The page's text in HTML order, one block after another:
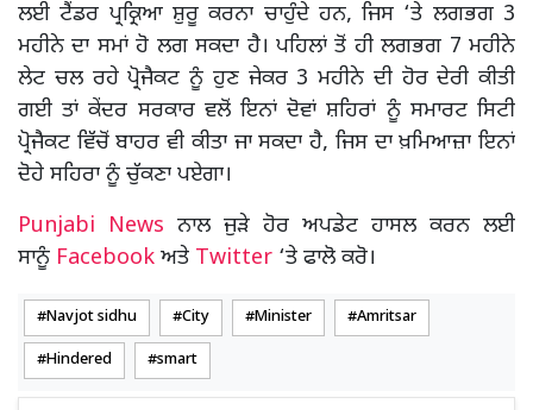
ਲਈ ਟੈਂਡਰ ਪ੍ਰਕ੍ਰਿਆ ਸ਼ੁਰੂ ਕਰਨਾ ਚਾਹੁੰਦੇ ਹਨ, ਜਿਸ ‘ਤੇ ਲਗਭਗ 3
ਮਹੀਨੇ ਦਾ ਸਮਾਂ ਹੋ ਲਗ ਸਕਦਾ ਹੈ। ਪਹਿਲਾਂ ਤੋਂ ਹੀ ਲਗਭਗ 7 ਮਹੀਨੇ
ਲੇਟ ਚਲ ਰਹੇ ਪ੍ਰੋਜੈਕਟ ਨੂੰ ਹੁਣ ਜੇਕਰ 3 ਮਹੀਨੇ ਦੀ ਹੋਰ ਦੇਰੀ ਕੀਤੀ
ਗਈ ਤਾਂ ਕੇਂਦਰ ਸਰਕਾਰ ਵਲੋਂ ਇਨਾਂ ਦੋਵਾਂ ਸ਼ਹਿਰਾਂ ਨੂੰ ਸਮਾਰਟ ਸਿਟੀ
ਪ੍ਰੋਜੈਕਟ ਵਿੱਚੋਂ ਬਾਹਰ ਵੀ ਕੀਤਾ ਜਾ ਸਕਦਾ ਹੈ, ਜਿਸ ਦਾ ਖ਼ਮਿਆਜ਼ਾ ਇਨਾਂ
ਦੋਹੇ ਸਹਿਰਾ ਨੂੰ ਚੁੱਕਣਾ ਪਏਗਾ।
Punjabi News ਨਾਲ ਜੁੜੇ ਹੋਰ ਅਪਡੇਟ ਹਾਸਲ ਕਰਨ ਲਈ
ਸਾਨੂੰ Facebook ਅਤੇ Twitter ‘ਤੇ ਫਾਲੋ ਕਰੋ।
Navjot sidhu City Minister Amritsar
Hindered smart